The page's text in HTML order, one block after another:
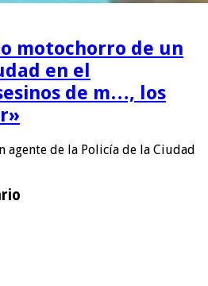
motochorro de un
en el
de m…, los
agente de la Policía de la Ciudad